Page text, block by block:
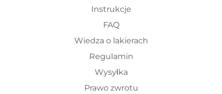
Instrukcje
FAQ
Wiedza o lakierach
Regulamin
Wysyłka
Prawo zwrotu